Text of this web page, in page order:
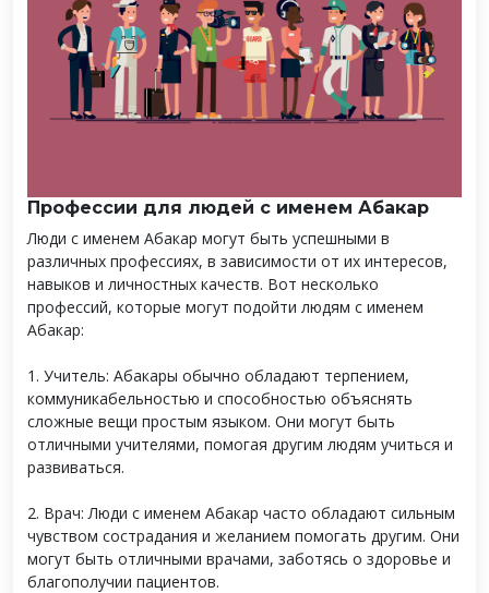
Профессии для людей с именем Абакар
Люди с именем Абакар могут быть успешными в
различных профессиях, в зависимости от их интересов,
навыков и личностных качеств. Вот несколько
профессий, которые могут подойти людям с именем
Абакар:
1. Учитель: Абакары обычно обладают терпением,
коммуникабельностью и способностью объяснять
сложные вещи простым языком. Они могут быть
отличными учителями, помогая другим людям учиться и
развиваться.
2. Врач: Люди с именем Абакар часто обладают сильным
чувством сострадания и желанием помогать другим. Они
могут быть отличными врачами, заботясь о здоровье и
благополучии пациентов.